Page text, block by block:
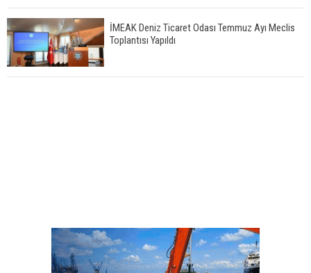
İMEAK Deniz Ticaret Odası Temmuz Ayı Meclis
Toplantısı Yapıldı